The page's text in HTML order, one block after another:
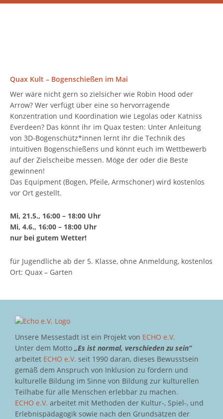
Quax Kult – Bogenschießen im Mai
Wer wäre nicht gern so zielsicher wie Robin Hood oder
Arrow? Wer verfügt über eine so hervorragende
Konzentration und Koordination wie Legolas oder Katniss
Everdeen? Das könnt ihr im Quax testen: Unter Anleitung
von 3D-Bogenschütz*innen lernt ihr die Technik des
intuitiven Bogenschießens und könnt euch im Wettbewerb
auf der Zielscheibe messen. Möge der oder die Beste
gewinnen!
Das Equipment (Bogen, Pfeile, Armschoner) wird kostenlos
vor Ort gestellt.
Mi, 21.5., 16:00 – 18:00 Uhr
Mi, 4.6., 16:00 – 18:00 Uhr
nur bei gutem Wetter!
für Jugendliche ab der 5. Klasse, ohne Anmeldung, kostenlos
Ort: Quax – Garten
Unsere Messestadt ist ein Projekt von ECHO e.V.
Unter dem Motto „Es ist normal, verschieden zu sein“
arbeitet ECHO e.V. seit 1990 daran, dieses Bewusstsein
gemäß dem Anspruch von Inklusion zu fördern und
kulturelle Bildung im Sinne von Bildung zur kulturellen
Teilhabe für alle Menschen erlebbar zu machen.
ECHO e.V. arbeitet mit Methoden der Kultur-, Spiel-, und
Erlebnispädagogik sowie nach den Grundsätzen der